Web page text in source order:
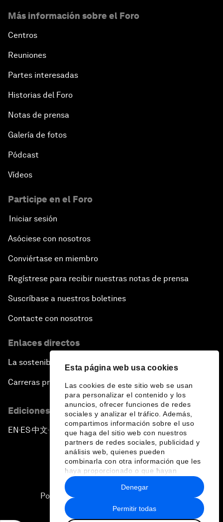
Esta página web usa cookies
Las cookies de este sitio web se usan
para personalizar el contenido y los
anuncios, ofrecer funciones de redes
sociales y analizar el tráfico. Además,
compartimos información sobre el uso
que haga del sitio web con nuestros
partners de redes sociales, publicidad y
análisis web, quienes pueden
combinarla con otra información que les
haya proporcionado o que hayan
recopilado a partir del uso que haya
hecho de sus servicios.
Permitir todas
Denegar
Más información sobre el Foro
Centros
Reuniones
Partes interesadas
Historias del Foro
Notas de prensa
Galería de fotos
Pódcast
Vídeos
Participe en el Foro
Iniciar sesión
Asóciese con nosotros
Conviértase en miembro
Regístrese para recibir nuestras notas de prensa
Suscríbase a nuestros boletines
Contacte con nosotros
Enlaces directos
La sostenibilidad en el Foro
Carreras profesionales
Ediciones en otros idiomas
EN ▪ ES▪中文▪ 日本語
Política de privacidad y normas de uso